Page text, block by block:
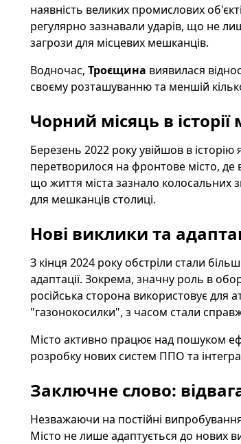
наявність великих промислових
регулярно зазнавали ударів, що не
загрози для місцевих мешканців.
Водночас, Троєщина виявилася
своєму розташуванню та меншій
Чорний місяць в історії
Березень 2022 року увійшов в історію
перетворилося на фронтове місто, де
що життя міста зазнало колосальних
для мешканців столиці.
Нові виклики та
З кінця 2024 року обстріли стали
адаптації. Зокрема, значну роль в
російська сторона використовує для
"газонокосилки", з часом стали
Місто активно працює над пошуком
розробку нових систем ППО та
Заключне слово:
Незважаючи на постійні
Місто не лише адаптується до нових